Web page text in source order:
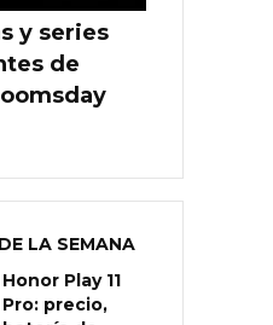
y series
de
LA SEMANA
Honor Play 11
Pro: precio,